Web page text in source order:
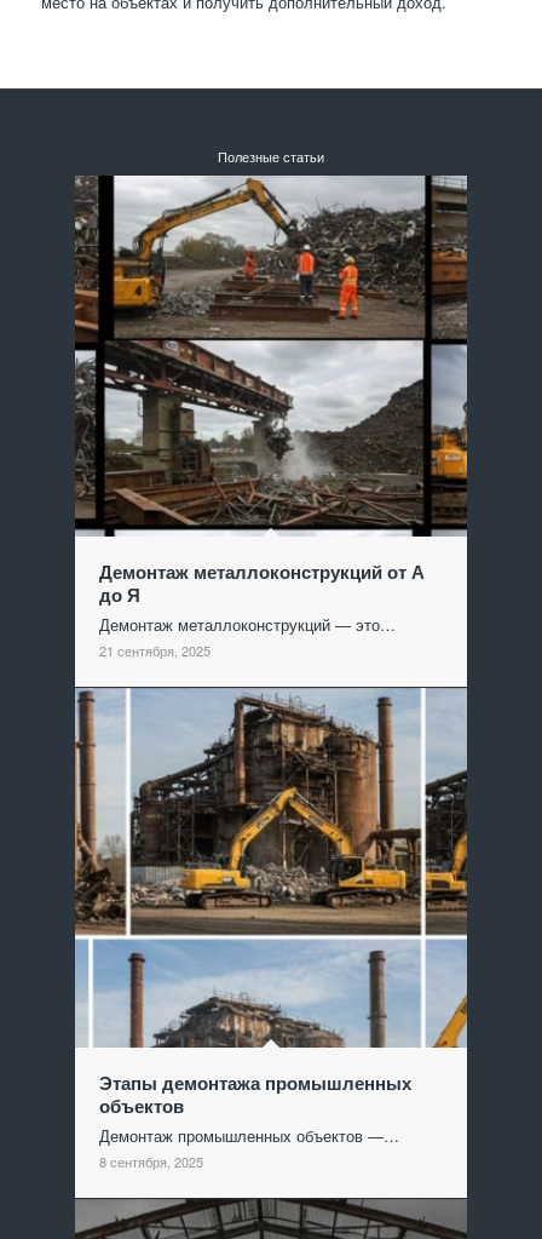
Полезные статьи
Демонтаж металлоконструкций от А
до Я
Демонтаж металлоконструкций — это…
21 сентября, 2025
Этапы демонтажа промышленных
объектов
Демонтаж промышленных объектов —…
8 сентября, 2025